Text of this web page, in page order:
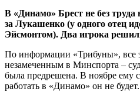
В «Динамо» Брест не без
за Лукашенко (у одного отец
Эйсмонтом). Два игрока
По информации «Трибуны», все
незамеченным в Минспорта –
была предрешена. В ноябре ему
работать в «Динамо» он не будет.